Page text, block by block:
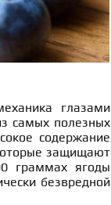
глазами
самых полезных
содержание
защищают
граммах ягоды
безвредной